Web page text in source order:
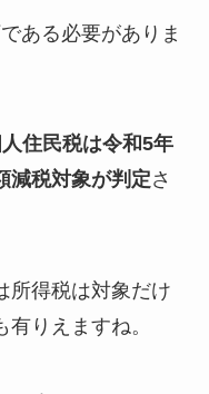
ある必要がありま
住民税は令和5年
減税対象が判定さ
所得税は対象だけ
りえますね。